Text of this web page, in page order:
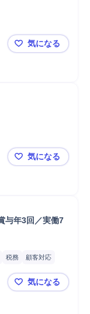
【香川】あ
気になる
事務職（人
気になる
与年3回／実働7
税務 顧客対応
未経験から
気になる